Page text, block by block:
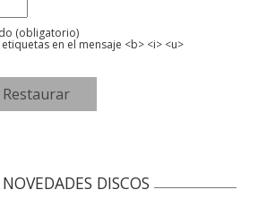
(obligatorio)
en el mensaje <b> <i> <u>
DISCOS